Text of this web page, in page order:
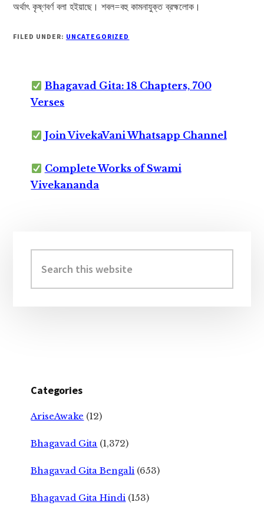
অর্থাৎ কৃষ্ণবর্ণ বলা হইয়াছে। শবল=বহু কামনাযুক্ত ব্রহ্মলোক।
FILED UNDER: UNCATEGORIZED
Bhagavad Gita: 18 Chapters, 700
Verses
Join VivekaVani Whatsapp Channel
Complete Works of Swami
Vivekananda
Sidebar
this
website
Categories
AriseAwake (12)
Bhagavad Gita (1,372)
Bhagavad Gita Bengali (653)
Bhagavad Gita Hindi (153)